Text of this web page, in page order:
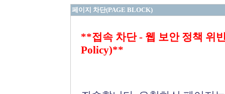
페이지 차단(PAGE BLOCK)
**접속 차단 - 웹 보안 정책 위
Policy)**